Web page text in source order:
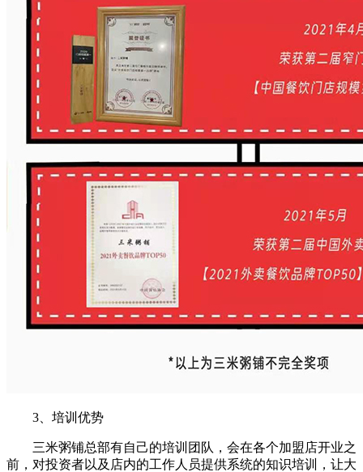
3、培训优势
三米粥铺总部有自己的培训团队，会在各个加盟店开业之
前，对投资者以及店内的工作人员提供系统的知识培训，让大